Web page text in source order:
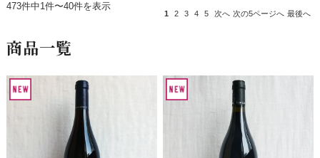
473件中1件〜40件を表示
1 2 3 4 5 次へ 次の5ページへ 最後へ
商品一覧